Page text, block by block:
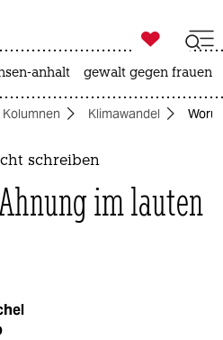
ich
ich

taz zahl ich
anhalt gewalt gegen frauen
Kolumnen Klimawandel
schreiben
im lauten